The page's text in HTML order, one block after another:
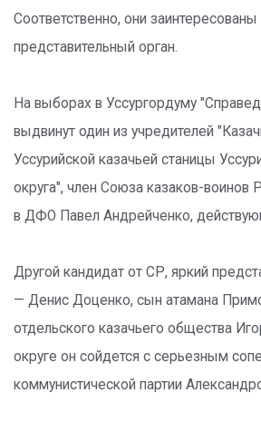
Соответственно, они заинтересованы
представительный орган.
На выборах в Уссургордуму
выдвинут один из учредителей
Уссурийской казачьей станицы
округа", член Союза казаков-воинов
в ДФО Павел Андрейченко,
Другой кандидат от СР, яркий
— Денис Доценко, сын атамана
отдельского казачьего общества
округе он сойдется с серьезным
коммунистической партии